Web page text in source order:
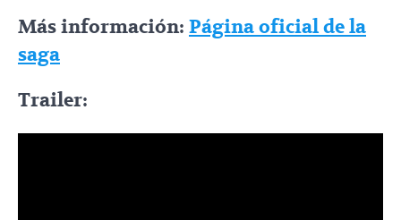
Más información: Página oficial de la
saga
Trailer: